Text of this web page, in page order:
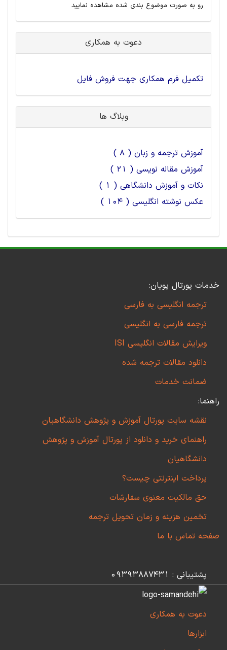
رو به صورت موضوع بندی شده مشاهده نمایید
دعوت به همکاری
تکمیل فرم همکاری جهت فروش فایل
وبلاگ ها
آموزش ترجمه و زبان ( 8 )
آموزش مقاله نویسی ( 21 )
نکات و آموزش دانشگاهی ( 1 )
عکس نوشته انگلیسی ( 104 )
خدمات پورتال پویان:
ترجمه انگلیسی به فارسی
ترجمه فارسی به انگلیسی
ویرایش مقالات انگلیسی ISI
دانلود مقالات ترجمه شده
ضمانت خدمات
راهنما:
نقشه سایت پورتال آموزش و پژوهش دانشگاهیان
راهنمای خرید و دانلود از پورتال آموزش و پژوهش
دانشگاهیان
پرداخت اینترنتی چیست؟
حق مالکیت معنوی سفارشات
تخمین هزینه و زمان تحویل ترجمه
صفحه تماس با ما
پشتیبانی : 09393887431
دعوت به همکاری
ابزارها